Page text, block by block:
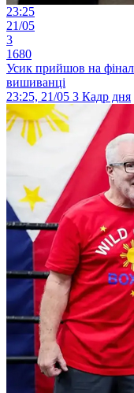
23:25
21/05
3
1680
Усик прийшов на
вишиванці
23:25, 21/05 3 Кадр дня